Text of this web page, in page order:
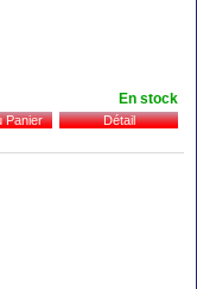
En stock